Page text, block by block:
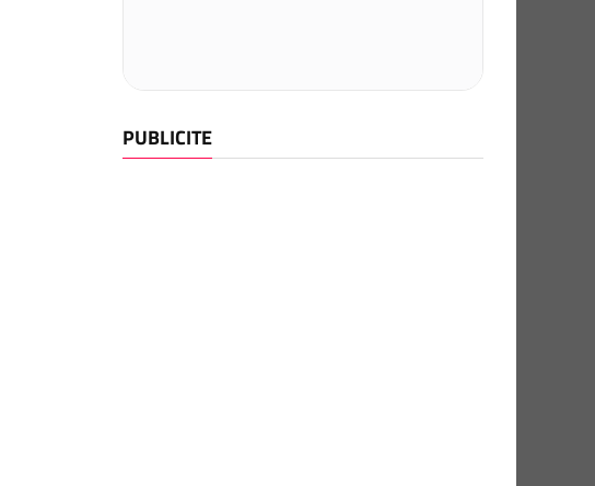
PUBLICITE